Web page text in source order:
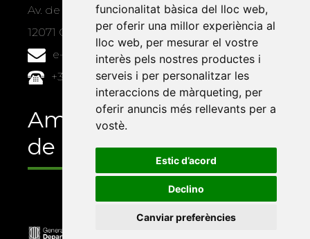
funcionalitat bàsica del lloc web,
per oferir una millor experiència al
lloc web, per mesurar el vostre
interès pels nostres productes i
serveis i per personalitzar les
interaccions de màrqueting, per
oferir anuncis més rellevants per a
vostè.
Estic d’acord
Declino
Canviar preferències
Av. de Vicent Sos Baynat, s/n
12071 Castelló de la Plana
e-buc@vives.org
+34 964 72 89 93
Amb el suport
de